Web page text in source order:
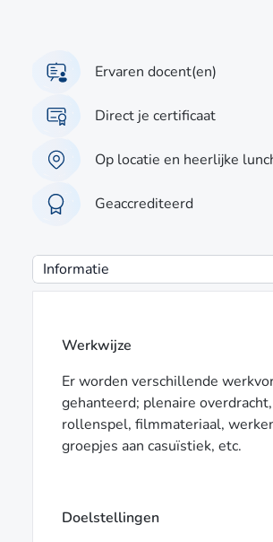
Ervaren docent(en)
Direct je certificaat
Op locatie en heerlijke
Geaccrediteerd
Werkwijze
Er worden verschillende
gehanteerd; plenaire overdracht,
rollenspel, filmmateriaal,
groepjes aan casuïstiek, etc.
Doelstellingen